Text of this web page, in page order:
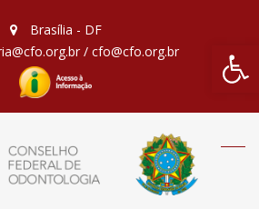
Barra
Brasília - DF
/ cfo@cfo.org.br